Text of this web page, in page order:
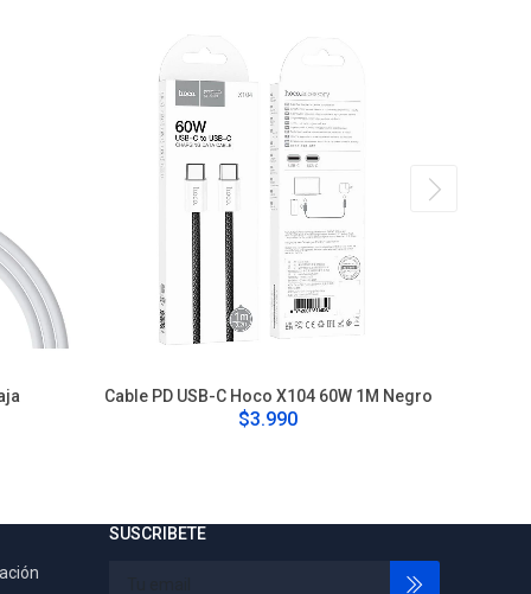
Cable PD USB-C Hoco X104 60W 1M Negro
$3.990
SUSCRIBETE